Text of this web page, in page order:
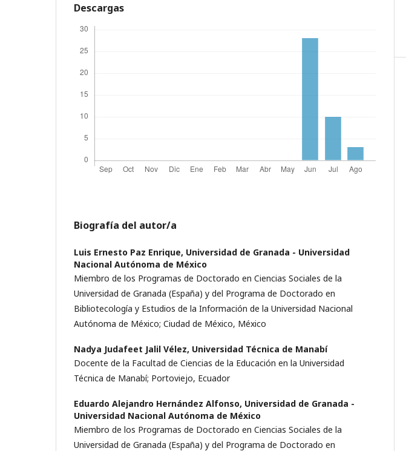
Descargas
Biografía del autor/a
Luis Ernesto Paz Enrique, Universidad de Granada - Universidad
Nacional Autónoma de México
Miembro de los Programas de Doctorado en Ciencias Sociales de la
Universidad de Granada (España) y del Programa de Doctorado en
Bibliotecología y Estudios de la Información de la Universidad Nacional
Autónoma de México; Ciudad de México, México
Nadya Judafeet Jalil Vélez, Universidad Técnica de Manabí
Docente de la Facultad de Ciencias de la Educación en la Universidad
Técnica de Manabí; Portoviejo, Ecuador
Eduardo Alejandro Hernández Alfonso, Universidad de Granada -
Universidad Nacional Autónoma de México
Miembro de los Programas de Doctorado en Ciencias Sociales de la
Universidad de Granada (España) y del Programa de Doctorado en